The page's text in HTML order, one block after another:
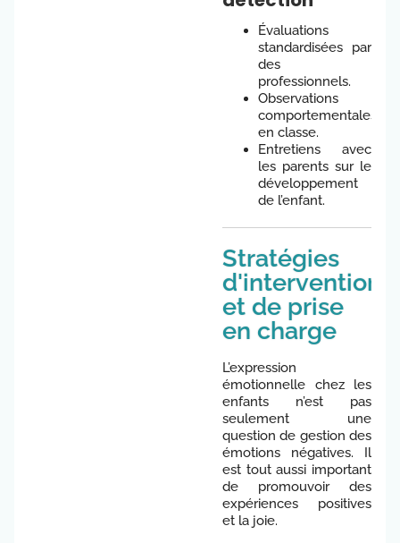
Évaluations
standardisées par
des
professionnels.
Observations
comportementales
en classe.
Entretiens avec
les parents sur le
développement
de l’enfant.
Stratégies
d'intervention
et de prise
en charge
L’expression
émotionnelle chez les
enfants n’est pas
seulement une
question de gestion des
émotions négatives. Il
est tout aussi important
de promouvoir des
expériences positives
et la joie.